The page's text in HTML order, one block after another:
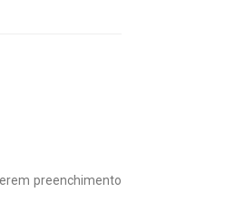
preenchimento